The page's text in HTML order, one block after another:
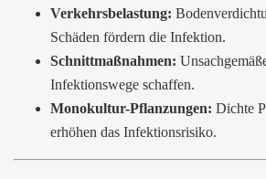
Verkehrsbelastung:
Schäden fördern die Infektion.
Schnittmaßnahmen:
Infektionswege schaffen.
Monokultur-Pflanzungen: Dichte
erhöhen das Infektionsrisiko.